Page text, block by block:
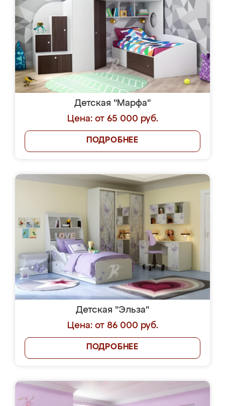
Детская "Марфа"
Цена: от 65 000 руб.
ПОДРОБНЕЕ
Детская "Эльза"
Цена: от 86 000 руб.
ПОДРОБНЕЕ